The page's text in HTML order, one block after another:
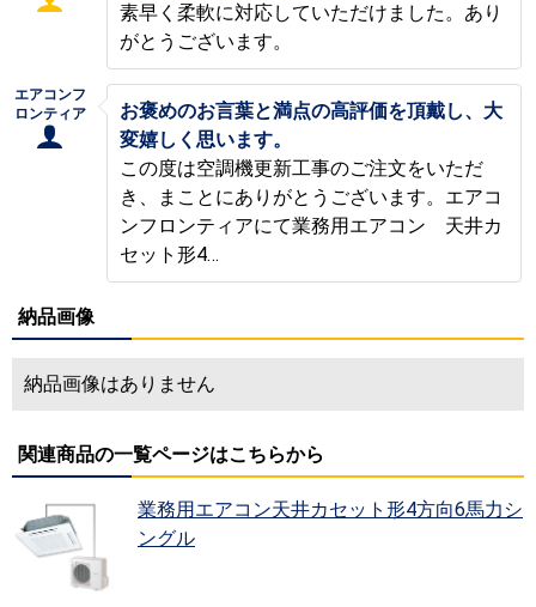
素早く柔軟に対応していただけました。あり
がとうございます。
エアコンフ
ロンティア
お褒めのお言葉と満点の高評価を頂戴し、大
変嬉しく思います。
この度は空調機更新工事のご注文をいただ
き、まことにありがとうございます。エアコ
ンフロンティアにて業務用エアコン 天井カ
セット形4…
納品画像
納品画像はありません
関連商品の一覧ページはこちらから
業務用エアコン天井カセット形4方向6馬力シ
ングル